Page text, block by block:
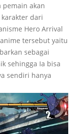
akan
dari
Hero Arrival
tersebut yaitu
sebagai
sehingga Ia bisa
sendiri hanya